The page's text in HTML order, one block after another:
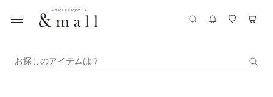
お探しのアイテムは？